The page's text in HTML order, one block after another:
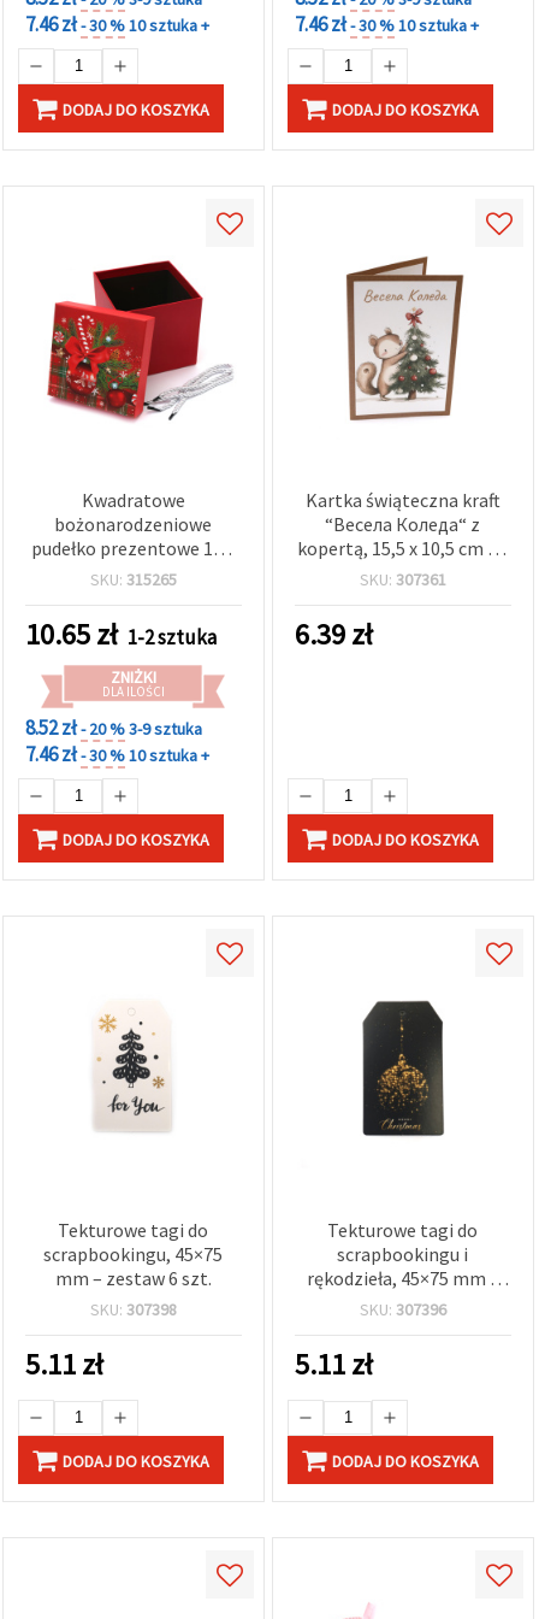
7.46 zł- 30 %10 sztuka +
DODAJ DO KOSZYKA
7.46 zł- 30 %10 sztuka +
DODAJ DO KOSZYKA
Kwadratowe
bożonarodzeniowe
pudełko prezentowe 13 x
13 x 12,8 cm, czerwone, ze
SKU: 315265
10.65zł 1-2 sztuka
ZNIŻKI
DLA ILOŚCI
8.52 zł- 20 %3-9 sztuka
7.46 zł- 30 %10 sztuka +
DODAJ DO KOSZYKA
Kartka świąteczna kraft
“Весела Коледа“ z
kopertą, 15,5 x 10,5 cm - 1
szt.
SKU: 307361
6.39zł
DODAJ DO KOSZYKA
Tekturowe tagi do
scrapbookingu, 45×75
mm – zestaw 6 szt.
SKU: 307398
5.11zł
DODAJ DO KOSZYKA
Tekturowe tagi do
scrapbookingu i
rękodzieła, 45×75 mm –
zestaw 6 szt.
SKU: 307396
5.11zł
DODAJ DO KOSZYKA